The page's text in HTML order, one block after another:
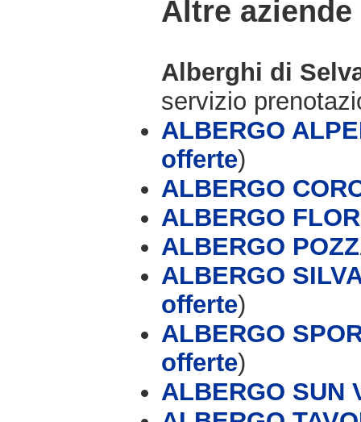
Altre
Alberghi di
servizio
ALBERGO
offerte)
ALBERGO
ALBERGO
ALBERGO
ALBERGO
offerte)
ALBERGO
offerte)
ALBERGO SUN